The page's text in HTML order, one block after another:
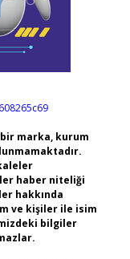
marka, kurum
haber niteliği
hakkında
ve kişiler ile isim
bilgiler